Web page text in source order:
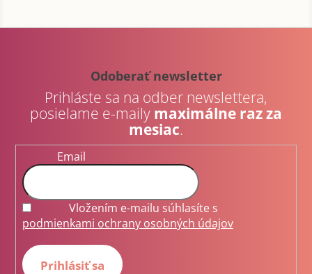
Z
Odoberať newsletter
Prihláste sa na odber newslettera,
posielame e-maily maximálne raz za
mesiac.
Email
Vložením e-mailu súhlasíte s
podmienkami ochrany osobných údajov
Prihlásiť sa